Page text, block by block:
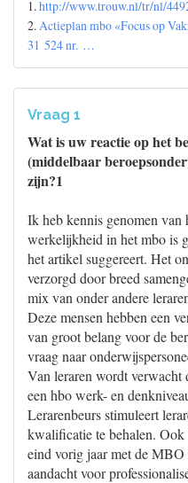
1.http://www.trouw.nl/tr/nl/
2.Actieplan mbo «Focus op
31 524 nr. …
Vraag 1
Wat is uw reactie op het
(middelbaar
zijn?1
Ik heb kennis genomen
werkelijkheid in het mbo is
het artikel suggereert. Het
verzorgd door breed
mix van onder andere
Deze mensen hebben een
van groot belang voor de
vraag naar
Van leraren wordt verwacht
een hbo werk- en
Lerarenbeurs stimuleert
kwalificatie te behalen.
eind vorig jaar met de MBO
aandacht voor